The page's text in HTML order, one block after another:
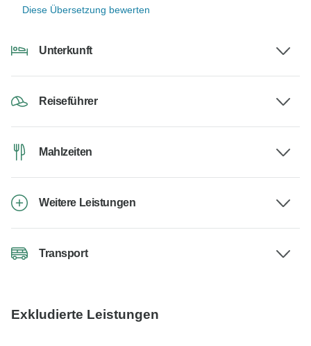
Diese Übersetzung bewerten
Unterkunft
Reiseführer
Mahlzeiten
Weitere Leistungen
Transport
Exkludierte Leistungen